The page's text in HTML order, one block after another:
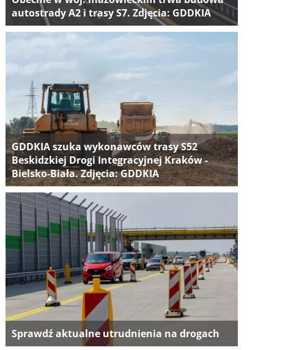
autostrady A2 i trasy S7. Zdjęcia: GDDKIA
GDDKIA szuka wykonawców trasy S52
Beskidzkiej Drogi Integracyjnej Kraków -
Bielsko-Biała. Zdjęcia: GDDKIA
Sprawdź aktualne utrudnienia na drogach